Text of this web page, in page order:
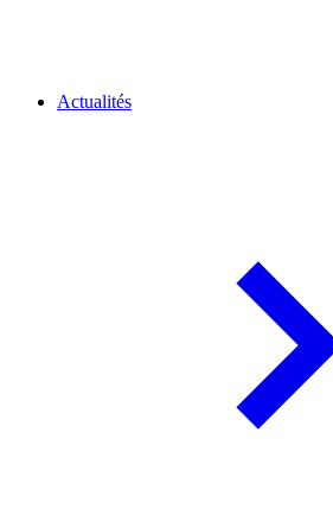
Actualités